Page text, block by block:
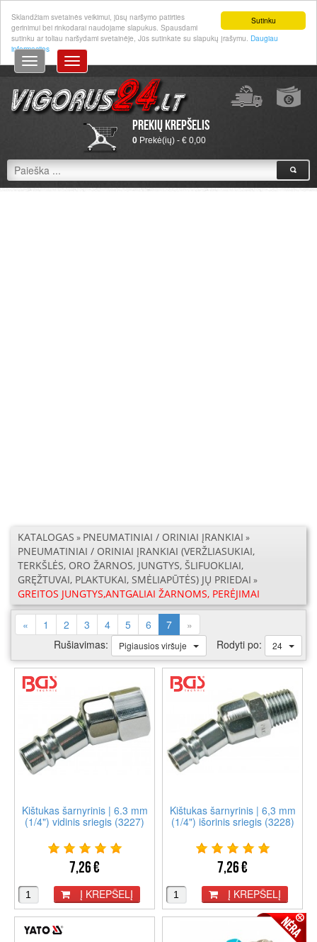
Sutinku
Sklandžiam svetainės veikimui, jūsų naršymo patirties
gerinimui bei rinkodarai naudojame slapukus. Spausdami
sutinku ar toliau naršydami svetainėje, Jūs sutinkate su slapukų įrašymu. Daugiau
informacijos
Prekių krepšelis
0Prekė(ių) - € 0,00
KATALOGAS » PNEUMATINIAI / ORINIAI ĮRANKIAI »
PNEUMATINIAI / ORINIAI ĮRANKIAI (VERŽLIASUKIAI,
TERKŠLĖS, ORO ŽARNOS, JUNGTYS, ŠLIFUOKLIAI,
GRĘŽTUVAI, PLAKTUKAI, SMĖLIAPŪTĖS) JŲ PRIEDAI »
GREITOS JUNGTYS,ANTGALIAI ŽARNOMS, PERĖJIMAI
« 1 2 3 4 5 6 7(current)
»
Rušiavimas:
Pigiausios viršuje Rodyti po: 24
Kištukas šarnyrinis | 6.3 mm
(1/4") vidinis sriegis (3227)
7,26 €
Į KREPŠELĮ
Kištukas šarnyrinis | 6,3 mm
(1/4") išorinis sriegis (3228)
7,26 €
Į KREPŠELĮ
Prisijungti Registruotis